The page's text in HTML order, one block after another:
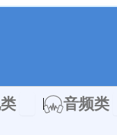
Open 充电类音频类